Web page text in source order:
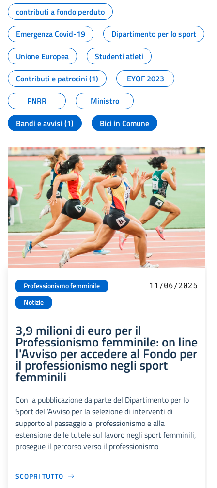
contributi a fondo perduto
Emergenza Covid-19
Dipartimento per lo sport
Unione Europea
Studenti atleti
Contributi e patrocini (1)
EYOF 2023
PNRR
Ministro
Bandi e avvisi (1)
Bici in Comune
Professionismo femminile
Notizie
11/06/2025
3,9 milioni di euro per il
Professionismo femminile: on line
l'Avviso per accedere al Fondo per
il professionismo negli sport
femminili
Con la pubblicazione da parte del Dipartimento per lo
Sport dell’Avviso per la selezione di interventi di
supporto al passaggio al professionismo e alla
estensione delle tutele sul lavoro negli sport femminili,
prosegue il percorso verso il professionismo
SCOPRI TUTTO